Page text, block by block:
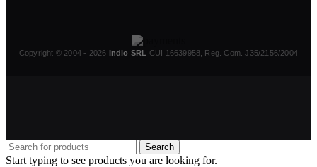
Copyright © 2004 - 2026 Indio SRL CUI 16639958, Reg. Com. J35/2156/2004
Inapoi sus Search
Start typing to see products you are looking for.